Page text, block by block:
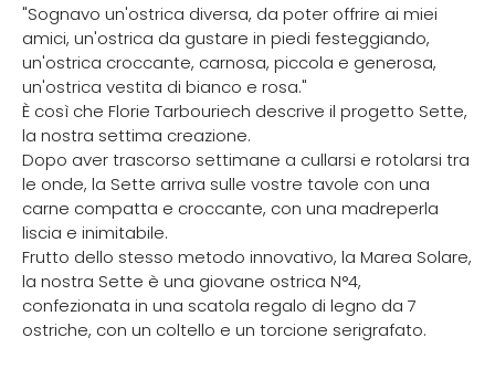
"Sognavo un'ostrica diversa, da poter offrire ai miei
amici, un'ostrica da gustare in piedi festeggiando,
un'ostrica croccante, carnosa, piccola e generosa,
un'ostrica vestita di bianco e rosa."
È così che Florie Tarbouriech descrive il progetto Sette,
la nostra settima creazione.
Dopo aver trascorso settimane a cullarsi e rotolarsi tra
le onde, la Sette arriva sulle vostre tavole con una
carne compatta e croccante, con una madreperla
liscia e inimitabile.
Frutto dello stesso metodo innovativo, la Marea Solare,
la nostra Sette è una giovane ostrica N°4,
confezionata in una scatola regalo di legno da 7
ostriche, con un coltello e un torcione serigrafato.